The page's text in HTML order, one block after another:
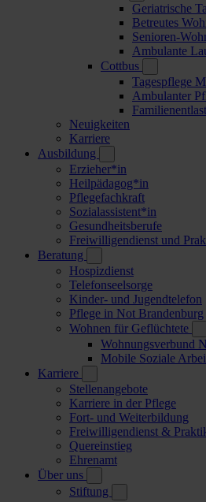
Geriatrische
Betreutes
Senioren-
Ambulante
Cottbus
Tagespflege
Ambulanter
Neuigkeiten
Karriere
Ausbildung
Erzieher*in
Heilpädagog*in
Pflegefachkraft
Sozialassistent*in
Gesundheitsberufe
Freiwilligendienst und
Beratung
Hospizdienst
Telefonseelsorge
Kinder- und Jugendtelefon
Pflege in Not Brandenburg
Wohnen für Geflüchtete
Wohnungsverbund
Mobile Soziale
Karriere
Stellenangebote
Karriere in der Pflege
Fort- und Weiterbildung
Freiwilligendienst &
Quereinstieg
Ehrenamt
Über uns
Stiftung